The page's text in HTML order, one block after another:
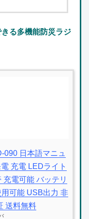
る多機能防災ラジ
090 日本語マニュ
充電 LEDライト
充電可能 バッテリ
可能 USB出力 非
送料無料